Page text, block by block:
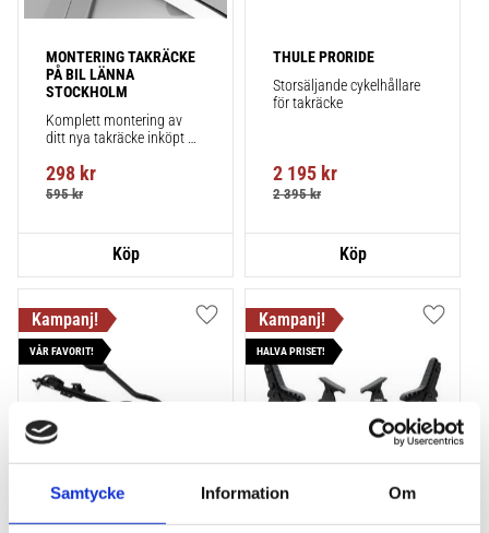
Samtycke Information Om
MONTERING TAKRÄCKE
PÅ BIL LÄNNA
STOCKHOLM
Komplett montering av
ditt nya takräcke inköpt
montering på din bil.
298 kr
595kr
THULE PRORIDE
Storsäljande cykelhållare
för takräcke
2 195 kr
2 395kr
VÅR FAVORIT!
Lägg till i favoriter
HALVA PRISET!
Lägg